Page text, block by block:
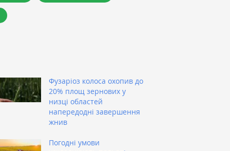
Фузаріоз колоса охопив до
20% площ зернових у
низці областей
напередодні завершення
жнив
Погодні умови